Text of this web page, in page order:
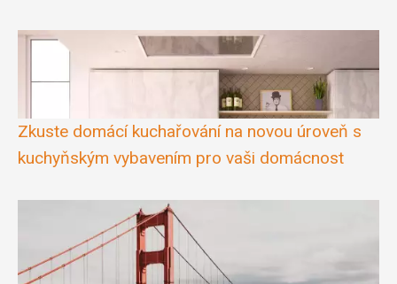
Zkuste domácí kuchařování na novou úroveň s
kuchyňským vybavením pro vaši domácnost